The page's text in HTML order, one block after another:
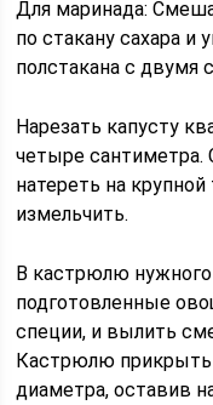
Для маринада:
по стакану сахара и
полстакана с двумя
Нарезать капусту
четыре сантиметра.
натереть на
измельчить.
В кастрюлю
подготовленные
специи, и вылить
Кастрюлю прикрыть
диаметра, оставив